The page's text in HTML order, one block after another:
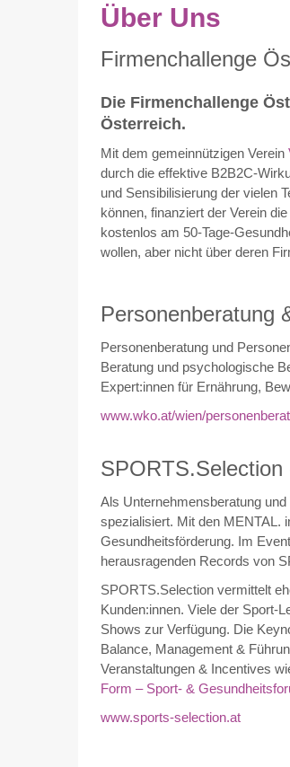
Über Uns
Firmenchallenge
Die Firmenchallenge
Österreich.
Mit dem gemeinnützigen Verein
durch die effektive B2B2C-
und Sensibilisierung der vielen
können, finanziert der Verein
kostenlos am 50-Tage-
wollen, aber nicht über deren
Personenberatung
Personenberatung und
Beratung und psychologische
Expert:innen für Ernährung,
www.wko.at/wien/
Als Unternehmensberatung
spezialisiert. Mit den MENTAL.
Gesundheitsförderung. Im
herausragenden Records von
SPORTS.Selection vermittelt
Kunden:innen. Viele der Sport-
Shows zur Verfügung. Die
Balance, Management &
Veranstaltungen & Incentives
Form – Sport- &
www.sports-selection.at